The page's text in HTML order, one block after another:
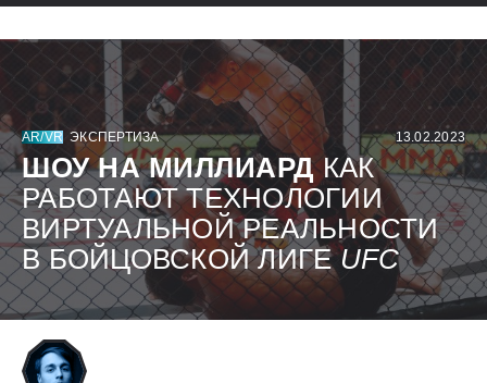
AR/VR ЭКСПЕРТИЗА 13.02.2023
ШОУ НА МИЛЛИАРДКАК
РАБОТАЮТ ТЕХНОЛОГИИ
ВИРТУАЛЬНОЙ РЕАЛЬНОСТИ
В БОЙЦОВСКОЙ ЛИГЕUFC